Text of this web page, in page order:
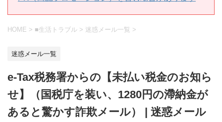
HOME > ■生活トラブル > 迷惑メール一覧 >
迷惑メール一覧
e-Tax税務署からの【未払い税金のお知ら
せ】（国税庁を装い、1280円の滯納金が
あると驚かす詐欺メール） | 迷惑メール